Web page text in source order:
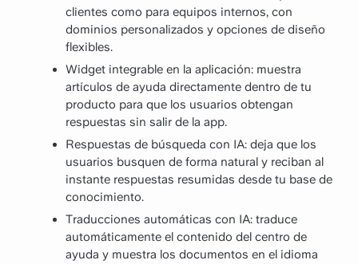
clientes como para equipos internos, con
dominios personalizados y opciones de diseño
flexibles.
Widget integrable en la aplicación: muestra
artículos de ayuda directamente dentro de tu
producto para que los usuarios obtengan
respuestas sin salir de la app.
Respuestas de búsqueda con IA: deja que los
usuarios busquen de forma natural y reciban al
instante respuestas resumidas desde tu base de
conocimiento.
Traducciones automáticas con IA: traduce
automáticamente el contenido del centro de
ayuda y muestra los documentos en el idioma